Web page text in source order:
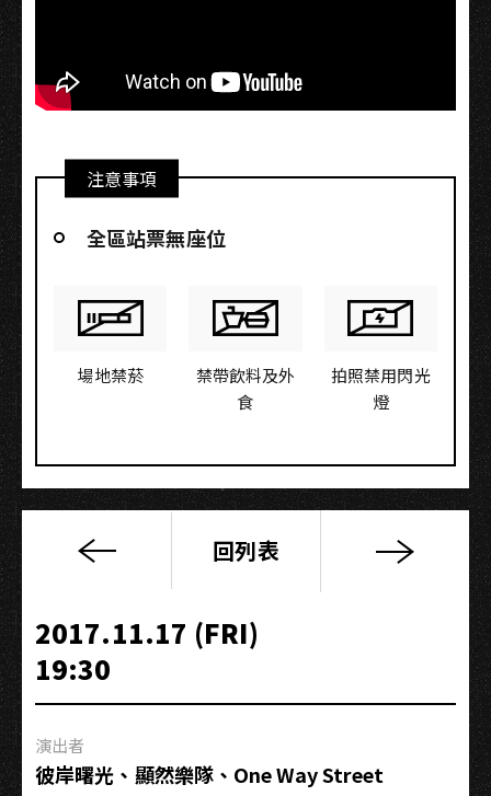
注意事項
全區站票無座位
場地禁菸
禁帶飲料及外
食
拍照禁用閃光
燈
「默
插
電
巡
高
回列表
2017.11.17 (FRI)
19:30
演出者
彼岸曙光、顯然樂隊、One Way Street